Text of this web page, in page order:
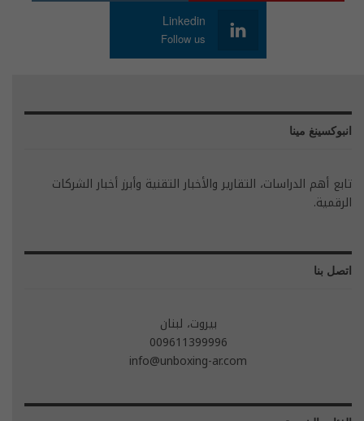
Linkedin
Follow us
انبوكسينغ مينا
تابع أهم الدراسات، التقارير والأخبار التقنية وأبرز أخبار الشركات
الرقمية.
اتصل بنا
بيروت، لبنان
009611399996
info@unboxing-ar.com